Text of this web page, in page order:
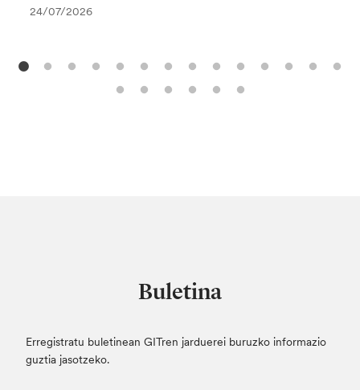
24/07/2026
Buletina
Erregistratu buletinean GITren jarduerei buruzko informazio
guztia jasotzeko.